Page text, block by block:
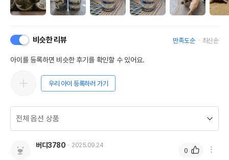
비슷한 리뷰 만족도순 최신순
아이를 등록하면 비슷한 후기를 확인할 수 있어요.
우리 아이 등록하러 가기
버디3780 2025.09.24
0